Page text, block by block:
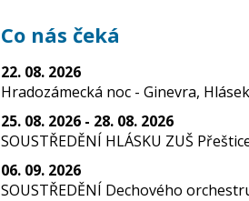
Co nás čeká
22. 08. 2026
Hradozámecká noc - Ginevra,
25. 08. 2026 - 28. 08. 2026
SOUSTŘEDĚNÍ HLÁSKU ZUŠ
06. 09. 2026
SOUSTŘEDĚNÍ Dechového